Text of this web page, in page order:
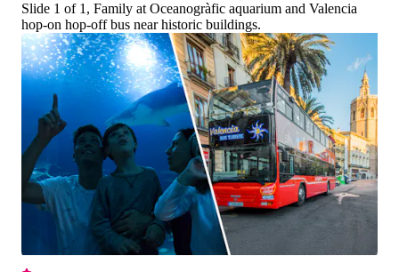
Slide 1 of 1, Family at Oceanogràfic aquarium and Valencia
hop-on hop-off bus near historic buildings.